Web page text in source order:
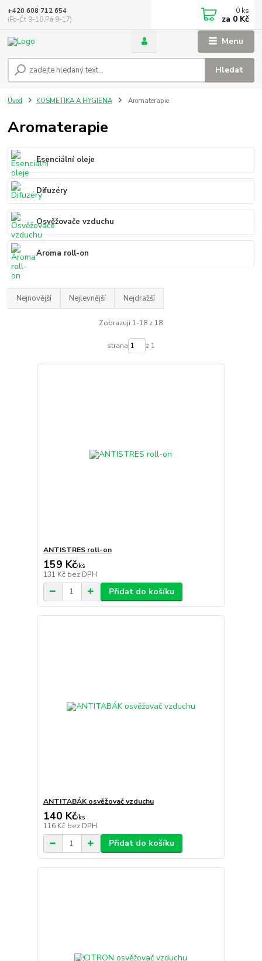
Menu
Hledat
+420 608 712 654
(Po-Čt 9-18,Pá 9-17)
0 ks
za 0 Kč
Úvod KOSMETIKA A HYGIENA Aromaterapie
Aromaterapie
Esenciální oleje
Difuzéry
Osvěžovače vzduchu
Aroma roll-on
Nejnovější Nejlevnější Nejdražší
Zobrazuji 1-18 z 18
strana z 1
ANTISTRES roll-on
159 Kč/ks
131 Kč bez DPH
Přidat do košíku
ANTITABÁK osvěžovač vzduchu
140 Kč/ks
116 Kč bez DPH
Přidat do košíku